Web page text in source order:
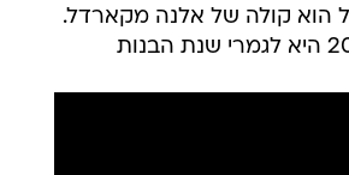
הוא קולה של אלנה מקארדל.
כבר אמרנו ש-2013 היא לגמרי שנת הבנות